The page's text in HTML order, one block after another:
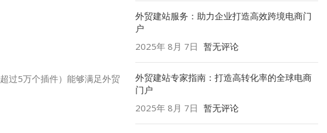
过5万个插件）能够满足外贸
外贸建站服务：助力企业打造高效跨境电商门
户
2025年 8月 7日 暂无评论
外贸建站专家指南：打造高转化率的全球电商
门户
2025年 8月 7日 暂无评论